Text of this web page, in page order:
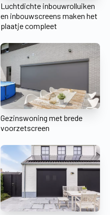
Luchtdichte inbouwrolluiken
en inbouwscreens maken het
plaatje compleet
Gezinswoning met brede
voorzetscreen